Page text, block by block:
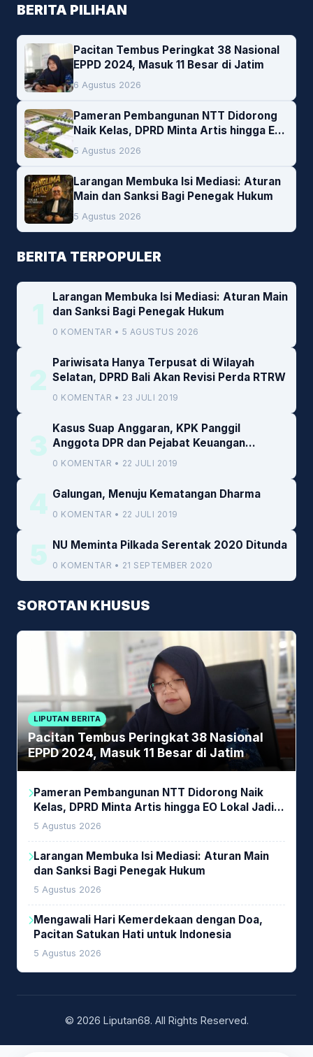
BERITA PILIHAN
Pacitan Tembus Peringkat 38 Nasional
EPPD 2024, Masuk 11 Besar di Jatim
6 Agustus 2026
Pameran Pembangunan NTT Didorong
Naik Kelas, DPRD Minta Artis hingga EO
Lokal Jadi Prioritas
5 Agustus 2026
Larangan Membuka Isi Mediasi: Aturan
Main dan Sanksi Bagi Penegak Hukum
5 Agustus 2026
BERITA TERPOPULER
1
Larangan Membuka Isi Mediasi: Aturan Main
dan Sanksi Bagi Penegak Hukum
0 KOMENTAR • 5 AGUSTUS 2026
2
Pariwisata Hanya Terpusat di Wilayah
Selatan, DPRD Bali Akan Revisi Perda RTRW
0 KOMENTAR • 23 JULI 2019
3
Kasus Suap Anggaran, KPK Panggil
Anggota DPR dan Pejabat Keuangan
Kemenkeu
0 KOMENTAR • 22 JULI 2019
4 Galungan, Menuju Kematangan Dharma
0 KOMENTAR • 22 JULI 2019
5 NU Meminta Pilkada Serentak 2020 Ditunda
0 KOMENTAR • 21 SEPTEMBER 2020
SOROTAN KHUSUS
LIPUTAN BERITA
Pacitan Tembus Peringkat 38 Nasional
EPPD 2024, Masuk 11 Besar di Jatim
Pameran Pembangunan NTT Didorong Naik
Kelas, DPRD Minta Artis hingga EO Lokal Jadi
Prioritas
5 Agustus 2026
Larangan Membuka Isi Mediasi: Aturan Main
dan Sanksi Bagi Penegak Hukum
5 Agustus 2026
Mengawali Hari Kemerdekaan dengan Doa,
Pacitan Satukan Hati untuk Indonesia
5 Agustus 2026
© 2026 Liputan68. All Rights Reserved.